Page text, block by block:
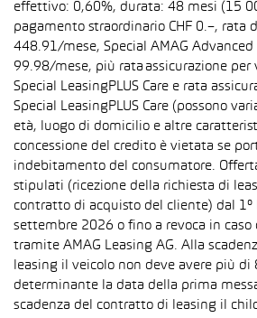
effettivo: 0,60%, durata: 48 mesi (15
pagamento straordinario CHF 0.–, rata
448.91/mese, Special AMAG Advanced
99.98/mese, più rata assicurazione per
Special LeasingPLUS Care e rata
Special LeasingPLUS Care (possono
età, luogo di domicilio e altre
concessione del credito è vietata se
indebitamento del consumatore.
stipulati (ricezione della richiesta di
contratto di acquisto del cliente) dal 1°
settembre 2026 o fino a revoca in
tramite AMAG Leasing AG. Alla
leasing il veicolo non deve avere più di
determinante la data della prima
scadenza del contratto di leasing il